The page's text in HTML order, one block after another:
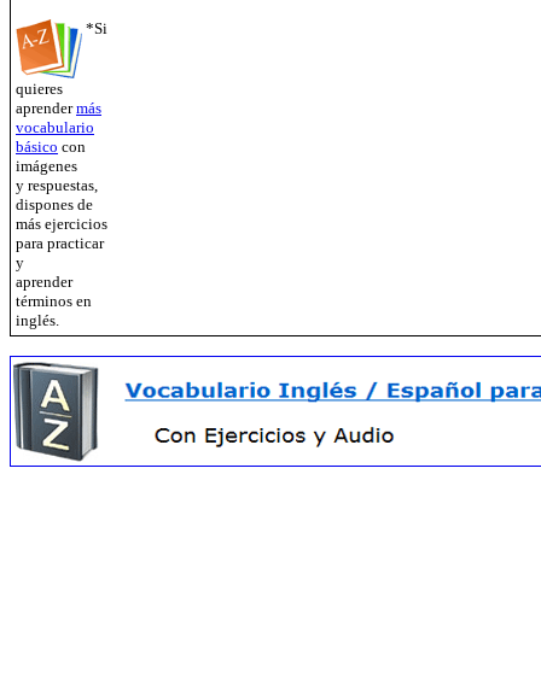
*Si
quieres
aprendermás
vocabulario
básico con
imágenes
y respuestas,
dispones de
más ejercicios
para practicar
y
aprender
términos en
inglés.